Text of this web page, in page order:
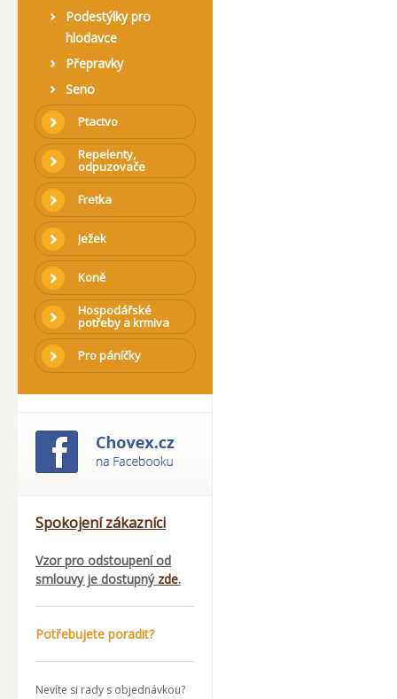
Podestýlky pro
hlodavce
Přepravky
Seno
Ptactvo
Repelenty,
odpuzovače
Fretka
Ježek
Koně
Hospodářské
potřeby a krmiva
Pro páníčky
Spokojení zákazníci
Vzor pro odstoupení od
smlouvy je dostupný zde.
Potřebujete poradit?
Nevíte si rady s objednávkou?